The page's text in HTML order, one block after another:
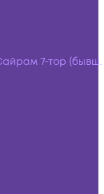
7-тор (бывш.